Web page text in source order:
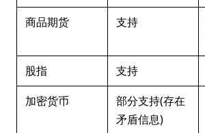
商品期货
支持
股指
支持
加密货币
部分支持(存在
矛盾信息)